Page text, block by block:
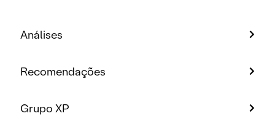
Análises
Recomendações
Grupo XP